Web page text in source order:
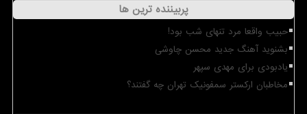
پربیننده ترین ها
حبیب واقعا مرد تنهای شب بود!
بشنوید آهنگ جدید محسن چاوشی
یادبودی برای مهدی سپهر
مخاطبان ارکستر سمفونیک تهران چه گفتند؟